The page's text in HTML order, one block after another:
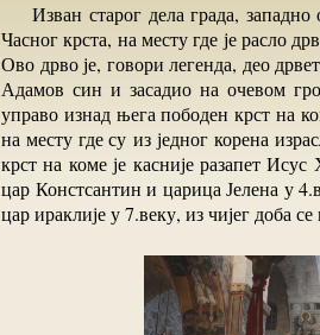
Изван старог дела града, западно
Часног крста, на месту где је расло
Ово дрво је, говори легенда, део
Адамов син и засадио на очевом
управо изнад њега пободен крст на
на месту где су из једног корена
крст на коме је касније разапет
цар Констсантин и царица Јелена у
цар ираклије у 7.веку, из чијег доба